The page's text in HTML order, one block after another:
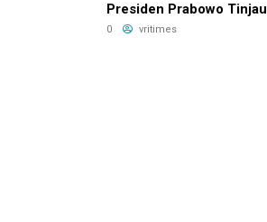
Presiden Prabowo Tinjau
Hilirisasi Bioetanol PTPN I
0 vritimes